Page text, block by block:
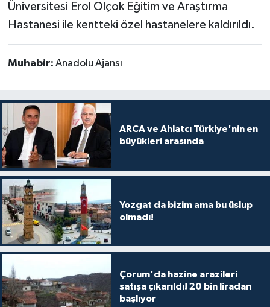
Üniversitesi Erol Olçok Eğitim ve Araştırma
Hastanesi ile kentteki özel hastanelere kaldırıldı.
Muhabir: Anadolu Ajansı
ARCA ve Ahlatcı Türkiye'nin en
büyükleri arasında
Yozgat da bizim ama bu üslup
olmadı!
Çorum'da hazine arazileri
satışa çıkarıldı! 20 bin liradan
başlıyor